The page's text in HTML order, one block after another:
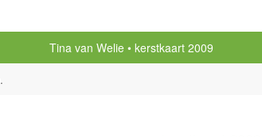
Tina van Welie
kerstkaart 2009
.